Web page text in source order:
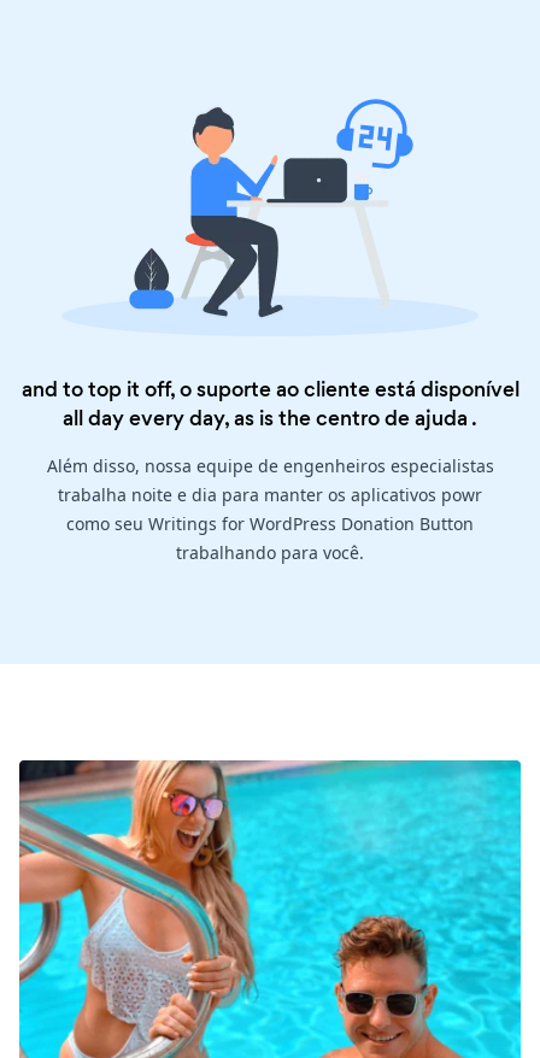
and to top it off, o suporte ao cliente está disponível
all day every day, as is thecentro de ajuda .
Além disso, nossa equipe de engenheiros especialistas
trabalha noite e dia para manter os aplicativos powr
como seu Writings for WordPress Donation Button
trabalhando para você.